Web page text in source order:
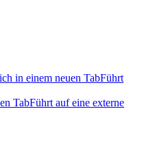
in einem neuen TabFührt
TabFührt auf eine externe